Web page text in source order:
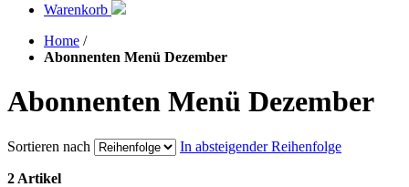
Warenkorb
Home /
Abonnenten Menü Dezember
Abonnenten Menü Dezember
Sortieren nach In absteigender Reihenfolge
2 Artikel